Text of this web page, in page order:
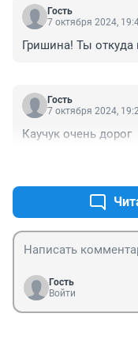
Гость
7 октября 2024,
Гришина! Ты
Гость
7 октября 2024,
Каучук очень дорог
Гость
Войти